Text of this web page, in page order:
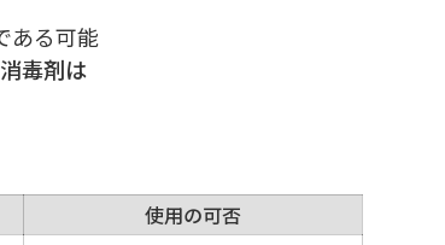
ある可能
毒剤は
使用の可否